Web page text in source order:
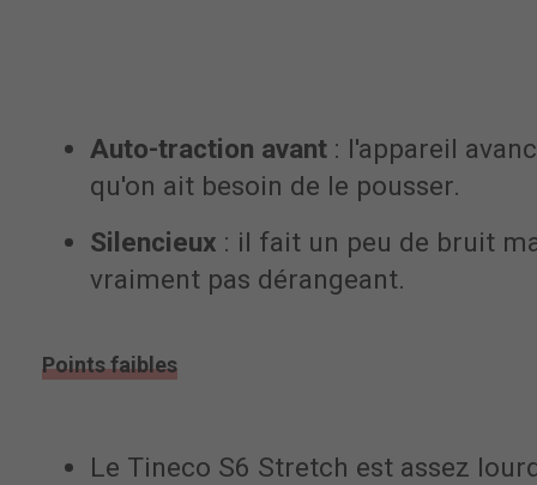
Auto-traction avant : l'appareil
qu'on ait besoin de le pousser.
Silencieux : il fait un peu de bruit
vraiment pas dérangeant.
Points faibles
Le Tineco S6 Stretch est assez